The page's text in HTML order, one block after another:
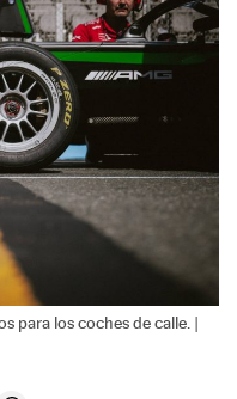
para los coches de calle. |